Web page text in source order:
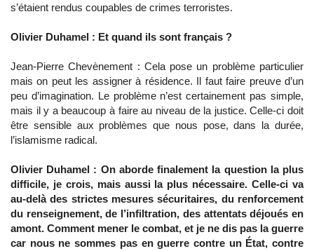
s’étaient rendus coupables de crimes terroristes.
Olivier Duhamel : Et quand ils sont français ?
Jean-Pierre Chevènement : Cela pose un problème particulier
mais on peut les assigner à résidence. Il faut faire preuve d’un
peu d’imagination. Le problème n’est certainement pas simple,
mais il y a beaucoup à faire au niveau de la justice. Celle-ci doit
être sensible aux problèmes que nous pose, dans la durée,
l’islamisme radical.
Olivier Duhamel : On aborde finalement la question la plus
difficile, je crois, mais aussi la plus nécessaire. Celle-ci va
au-delà des strictes mesures sécuritaires, du renforcement
du renseignement, de l’infiltration, des attentats déjoués en
amont. Comment mener le combat, et je ne dis pas la guerre
car nous ne sommes pas en guerre contre un État, contre